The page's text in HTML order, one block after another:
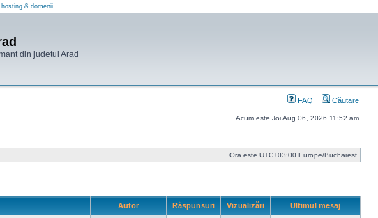
& domenii
din judetul Arad
FAQ Căutare
Acum este Joi Aug 06, 2026 11:52 am
Ora este UTC+03:00 Europe/Bucharest
Autor Răspunsuri Vizualizări Ultimul mesaj